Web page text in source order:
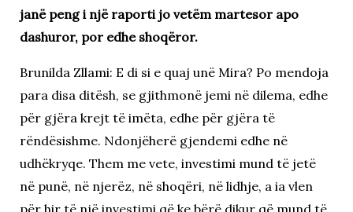
janë peng i një raporti jo vetëm martesor apo
dashuror, por edhe shoqëror.
Brunilda Zllami: E di si e quaj unë Mira? Po mendoja
para disa ditësh, se gjithmonë jemi në dilema, edhe
për gjëra krejt të imëta, edhe për gjëra të
rëndësishme. Ndonjëherë gjendemi edhe në
udhëkryqe. Them me vete, investimi mund të jetë
në punë, në njerëz, në shoqëri, në lidhje, a ia vlen
për hir të një investimi që ke bërë dikur që mund të